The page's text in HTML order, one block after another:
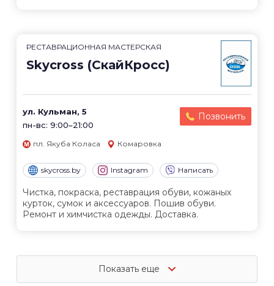
РЕСТАВРАЦИОННАЯ МАСТЕРСКАЯ
Skycross (СкайКросс)
ул. Кульман, 5
пн-вс: 9:00–21:00
Позвонить
пл. Якуба Коласа Комаровка
skycross.by Instagram Написать
Чистка, покраска, реставрация обуви, кожаных
курток, сумок и аксессуаров. Пошив обуви.
Ремонт и химчистка одежды. Доставка.
Показать еще